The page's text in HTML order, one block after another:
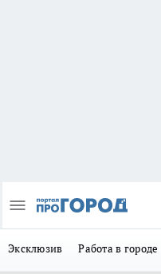
Эксклюзив Работа в городе